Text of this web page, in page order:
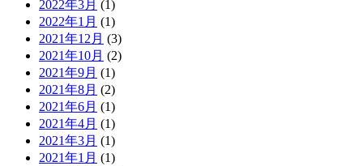
2022年3月 (1)
2022年1月 (1)
2021年12月 (3)
2021年10月 (2)
2021年9月 (1)
2021年8月 (2)
2021年6月 (1)
2021年4月 (1)
2021年3月 (1)
2021年1月 (1)